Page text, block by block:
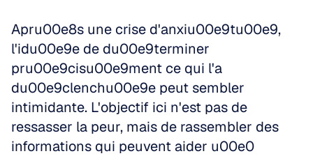
Apru00e8s une crise d'anxiu00e9tu00e9,
l'idu00e9e de du00e9terminer
pru00e9cisu00e9ment ce qui l'a
du00e9clenchu00e9e peut sembler
intimidante. L'objectif ici n'est pas de
ressasser la peur, mais de rassembler des
informations qui peuvent aider u00e0